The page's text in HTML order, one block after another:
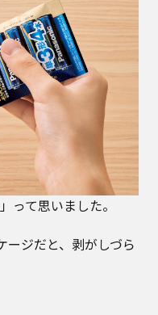
って思いました。
ージだと、剥がしづら